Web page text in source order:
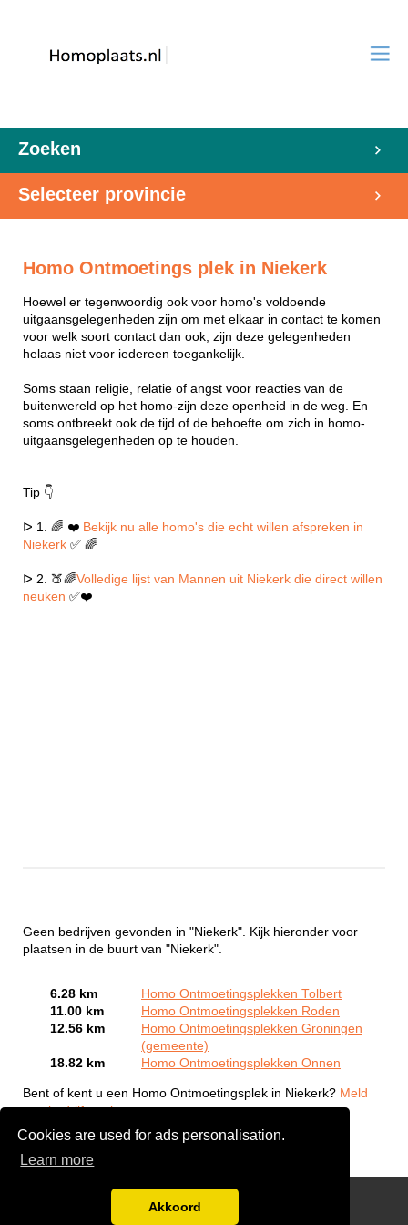
Cookies are used for ads personalisation.
Learn more
Akkoord
Zoeken
Selecteer provincie
Homo Ontmoetings plek in Niekerk
Hoewel er tegenwoordig ook voor homo's voldoende
uitgaansgelegenheden zijn om met elkaar in contact te komen
voor welk soort contact dan ook, zijn deze gelegenheden
helaas niet voor iedereen toegankelijk.
Soms staan religie, relatie of angst voor reacties van de
buitenwereld op het homo-zijn deze openheid in de weg. En
soms ontbreekt ook de tijd of de behoefte om zich in homo-
uitgaansgelegenheden op te houden.
Tip 👇
ᐅ 1. 🌈 ❤️ Bekijk nu alle homo's die echt willen afspreken in
Niekerk ✅ 🌈
ᐅ 2. 🍑🌈Volledige lijst van Mannen uit Niekerk die direct willen
neuken ✅❤️
Geen bedrijven gevonden in "Niekerk". Kijk hieronder voor
plaatsen in de buurt van "Niekerk".
6.28 km
Homo Ontmoetingsplekken Tolbert
11.00 km
Homo Ontmoetingsplekken Roden
12.56 km
Homo Ontmoetingsplekken Groningen
(gemeente)
18.82 km
Homo Ontmoetingsplekken Onnen
Bent of kent u een Homo Ontmoetingsplek in Niekerk? Meld
een bedrijf gratis aan